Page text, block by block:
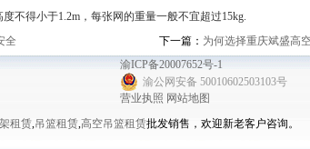
得小于1.2m，每张网的重量一般不宜超过15kg.
全 下一篇： 为何选择重庆斌盛高
渝ICP备20007652号-1
渝公网安备 50010602503103号
营业执照 网站地图
租赁,吊篮租赁,高空吊篮租赁批发销售，欢迎新老客户咨询。